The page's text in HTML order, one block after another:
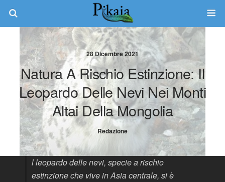
28 Dicembre 2021
Natura A Rischio Estinzione: Il
Leopardo Delle Nevi Nei Monti
Altai Della Mongolia
Redazione
l leopardo delle nevi, specie a rischio
estinzione che vive in Asia centrale, si è